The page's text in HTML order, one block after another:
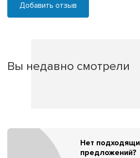
Добавить отзыв
Вы недавно смотрели
Нет
предложений?